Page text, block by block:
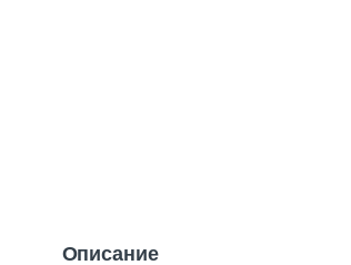
Описание